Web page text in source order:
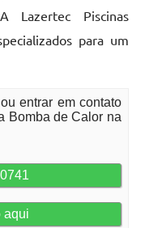
Lazertec Piscinas
para um
entrar em contato
Bomba de Calor na
aqui